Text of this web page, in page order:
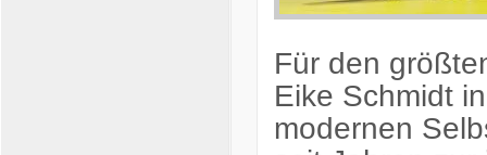
Für den
Eike Schmidtin
modernen